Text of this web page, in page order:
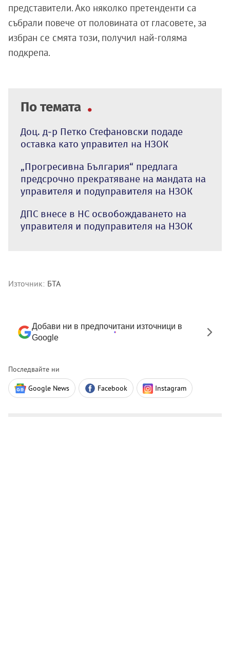
представители. Ако няколко претенденти са
събрали повече от половината от гласовете, за
избран се смята този, получил най-голяма
подкрепа.
По темата
Доц. д-р Петко Стефановски подаде
оставка като управител на НЗОК
„Прогресивна България“ предлага
предсрочно прекратяване на мандата на
управителя и подуправителя на НЗОК
ДПС внесе в НС освобождаването на
управителя и подуправителя на НЗОК
Източник: БТА
Добави ни в предпочитани източници в
Google
Последвайте ни
Google News Facebook Instagram